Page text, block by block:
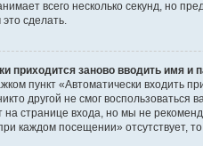
всего несколько секунд, но
сделать.
приходится заново вводить имя и
пункт «Автоматически входить
другой не смог
странице входа, но мы не
каждом посещении» отсутствует,